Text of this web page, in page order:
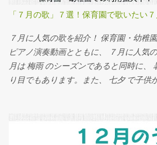
好きになるはずです。 ②とんでったバ
ナがあります。そんなバナナがタイト
たバナナ」 を歌ってみましょう。「 バ
」というお決まりのフレーズは子供達
アイ バナナと言ったらおサルさんでし
たバナナ 」と一緒に「 アイアイ 」も歌
で、季節感のあるスイカを歌った スイ
ッタリです。給食やお弁当でスイカが
「７月の歌」７選！保育園で歌いたい
７月に人気の歌を紹介！ 保育園・幼稚
ピアノ演奏動画とともに、 ７月に人気
月は 梅雨 のシーズンであると同時に、
り目でもあります。また、 七夕 で子供
歌」７選！ ①たなばたさま ７月７日は
子供達と一緒に歌うと、七夕をもっと